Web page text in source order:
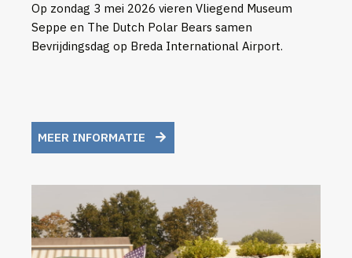
Op zondag 3 mei 2026 vieren Vliegend Museum
Seppe en The Dutch Polar Bears samen
Bevrijdingsdag op Breda International Airport.
MEER INFORMATIE